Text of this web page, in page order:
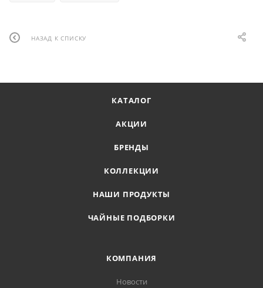
НАЗАД К СПИСКУ
КАТАЛОГ
АКЦИИ
БРЕНДЫ
КОЛЛЕКЦИИ
НАШИ ПРОДУКТЫ
ЧАЙНЫЕ ПОДБОРКИ
КОМПАНИЯ
Новости